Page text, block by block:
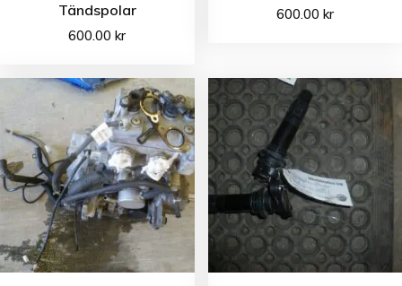
Tändspolar
600.00kr
600.00 kr